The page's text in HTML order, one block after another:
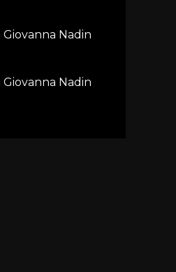
Giovanna Nadin
Giovanna Nadin